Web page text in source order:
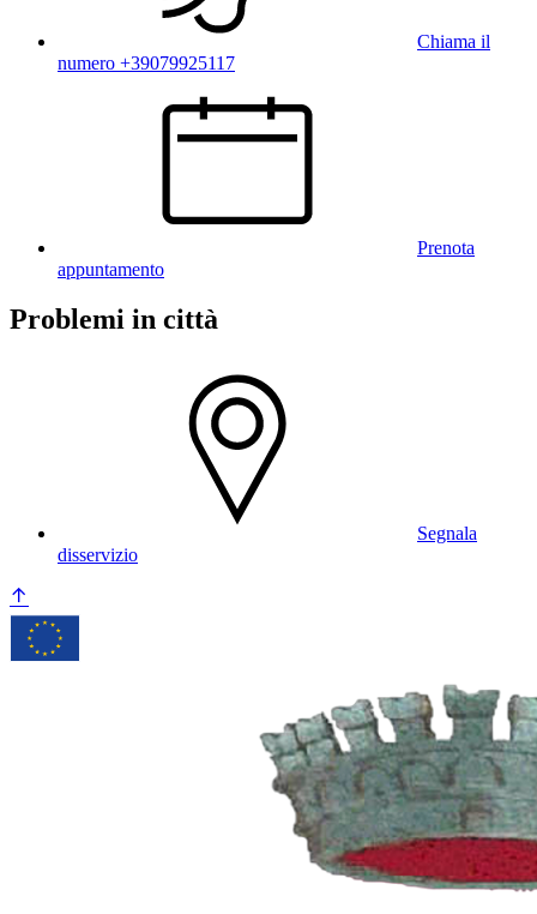
Chiama il
numero +39079925117
Prenota
appuntamento
Problemi in città
Segnala
disservizio